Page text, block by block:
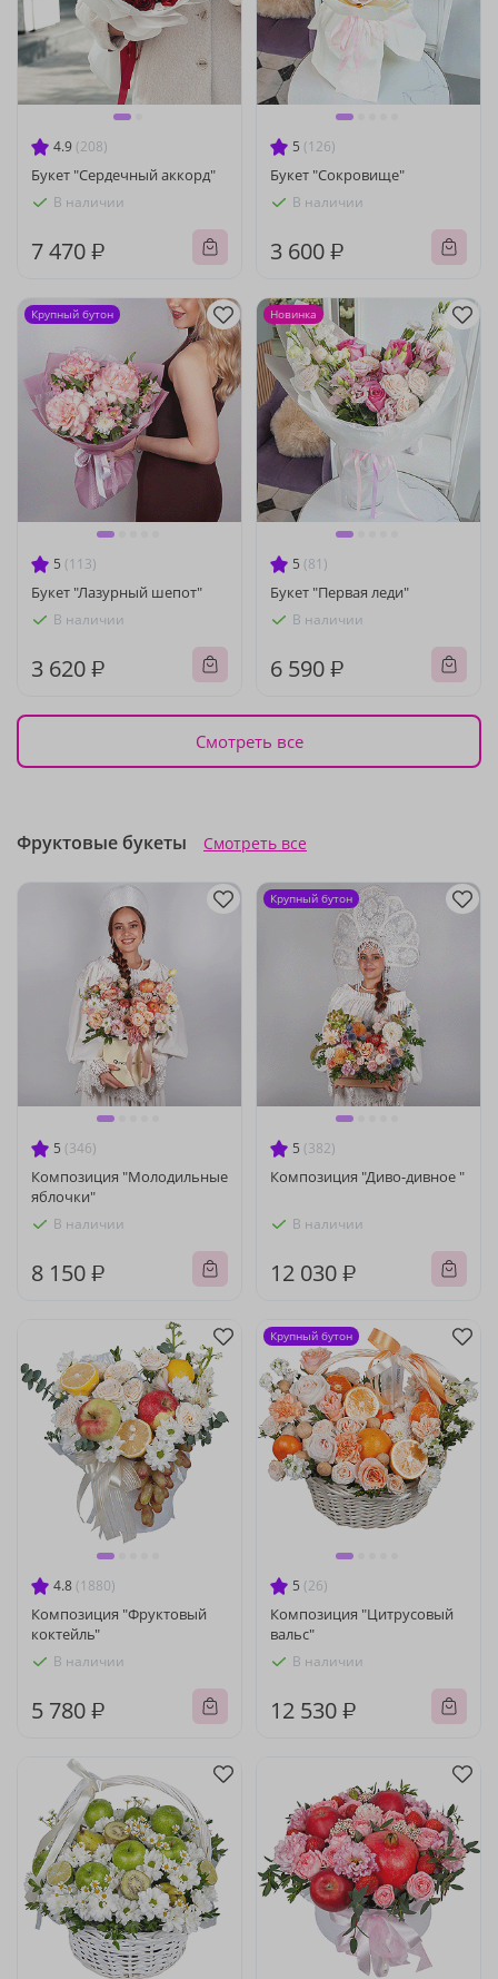
4.9 (208)
Букет "Сердечный аккорд"
В наличии
7 470 ₽
5 (126)
Букет "Сокровище"
В наличии
3 600 ₽
5 (113)
Букет "Лазурный шепот"
В наличии
3 620 ₽
Крупный бутон
5 (81)
Букет "Первая леди"
В наличии
6 590 ₽
Новинка
Смотреть все
Фруктовые букеты Смотреть все
5 (346)
Композиция "Молодильные
яблочки"
В наличии
8 150 ₽
5 (382)
Композиция "Диво-дивное "
В наличии
12 030 ₽
Крупный бутон
4.8 (1880)
Композиция "Фруктовый
коктейль"
В наличии
5 780 ₽
5 (26)
Композиция "Цитрусовый
вальс"
В наличии
12 530 ₽
Крупный бутон